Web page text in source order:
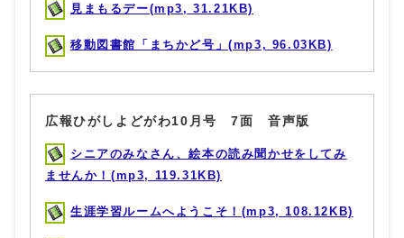
見まもるデー(mp3, 31.21KB)
移動図書館「まちかど号」(mp3, 96.03KB)
広報ひがしよどがわ10月号 7面 音声版
シニアのみなさん、絵本の読み聞かせをしてみ
ませんか！(mp3, 119.31KB)
生涯学習ルームへようこそ！(mp3, 108.12KB)